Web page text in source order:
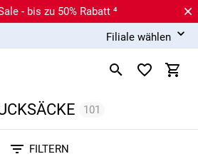
- bis zu 50% Rabatt ⁴
Filiale wählen
101
FILTERN